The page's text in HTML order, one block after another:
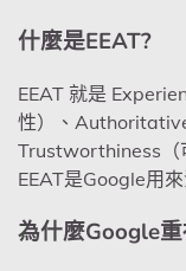
什麼是EEAT?
EEAT 就是
性）、
Trustworthiness（
EEAT是Google用
為什麼Google